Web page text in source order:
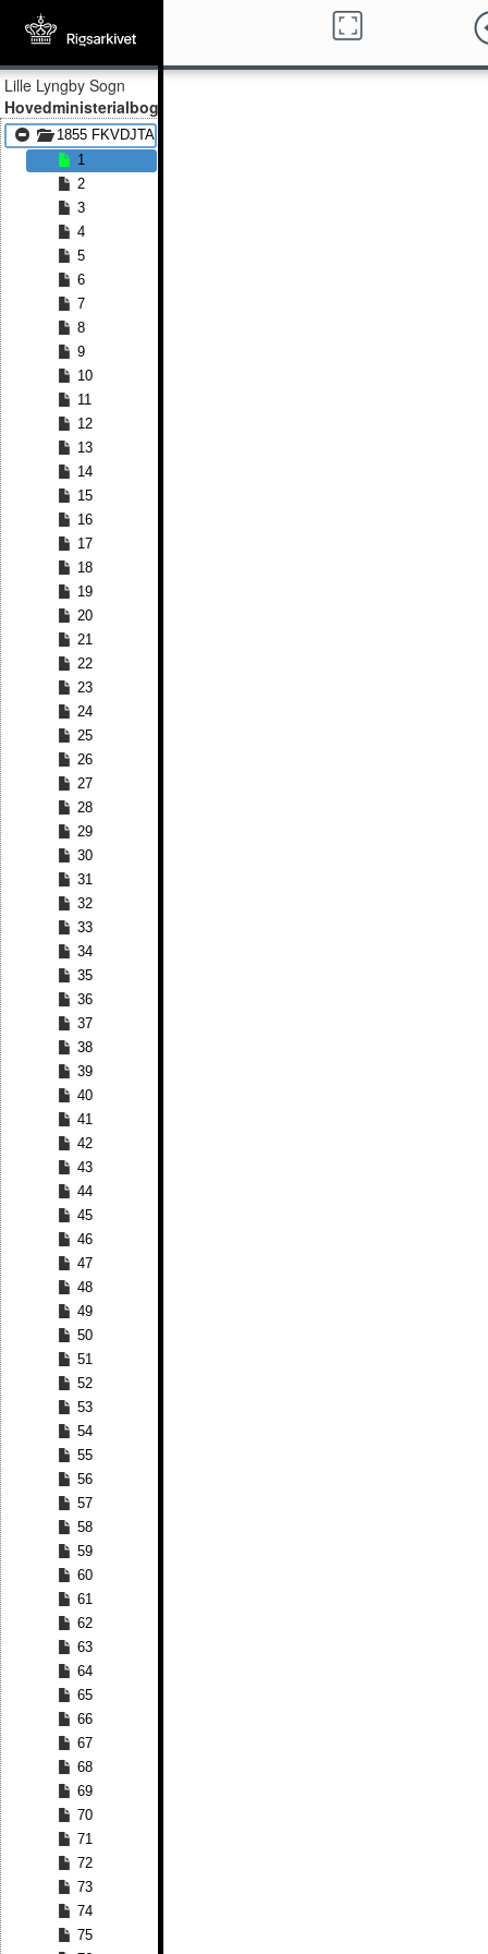
Lille Lyngby Sogn
Hovedministerialbog
1855 FKVDJTA - 1889 FKVDJTA
1
2
3
4
5
6
7
8
9
10
11
12
13
14
15
16
17
18
19
20
21
22
23
24
25
26
27
28
29
30
31
32
33
34
35
36
37
38
39
40
41
42
43
44
45
46
47
48
49
50
51
52
53
54
55
56
57
58
59
60
61
62
63
64
65
66
67
68
69
70
71
72
73
74
75